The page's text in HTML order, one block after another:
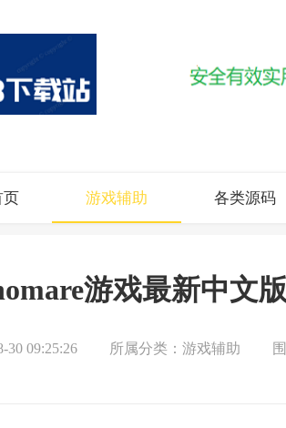
页 游戏辅助 各类源码
游戏最新中文
30 09:25:26 所属分类： 游戏辅助